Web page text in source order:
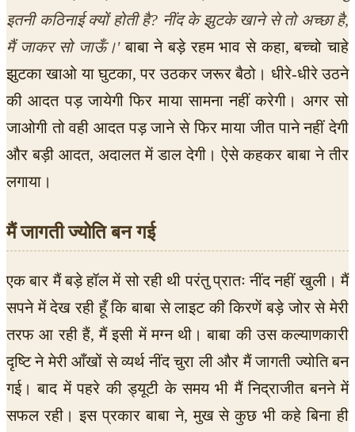
इतनी कठिनाई क्यों होती है? नींद के झुटके खाने से तो अच्छा है,
मैं जाकर सो जाऊँ।'बाबा ने बड़े रहम भाव से कहा, बच्चो चाहे
झुटका खाओ या घुटका, पर उठकर जरूर बैठो। धीरे-धीरे उठने
की आदत पड़ जायेगी फिर माया सामना नहीं करेगी। अगर सो
जाओगी तो वही आदत पड़ जाने से फिर माया जीत पाने नहीं देगी
और बड़ी आदत, अदालत में डाल देगी। ऐसे कहकर बाबा ने तीर
लगाया।
मैं जागती ज्योति बन गई
एक बार मैं बड़े हॉल में सो रही थी परंतु प्रातः नींद नहीं खुली। मैं
सपने में देख रही हूँ कि बाबा से लाइट की किरणें बड़े जोर से मेरी
तरफ आ रही हैं, मैं इसी में मग्न थी। बाबा की उस कल्याणकारी
दृष्टि ने मेरी आँखों से व्यर्थ नींद चुरा ली और मैं जागती ज्योति बन
गई। बाद में पहरे की ड्यूटी के समय भी मैं निद्राजीत बनने में
सफल रही। इस प्रकार बाबा ने, मुख से कुछ भी कहे बिना ही